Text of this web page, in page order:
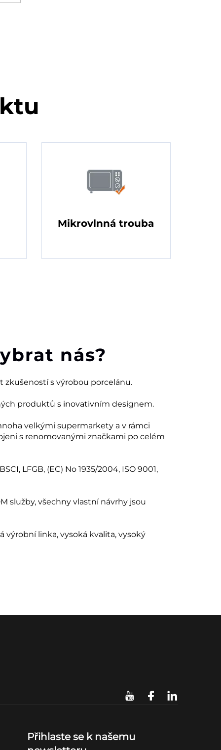
Mikrovlnná trouba
nás?
zkušeností s výrobou porcelánu.
produktů s inovativním designem.
velkými supermarkety a v rámci
s renomovanými značkami po celém
LFGB, (EC) No 1935/2004, ISO 9001,
služby, všechny vlastní návrhy jsou
výrobní linka, vysoká kvalita, vysoký
Přihlaste se k našemu